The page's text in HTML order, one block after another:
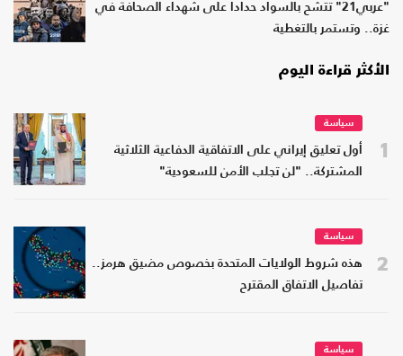
"عربي21" تتشح بالسواد حدادا على شهداء الصحافة في
غزة.. وتستمر بالتغطية
الأكثر قراءة اليوم
1
سياسة
أول تعليق إيراني على الاتفاقية الدفاعية الثلاثية
المشتركة.. "لن تجلب الأمن للسعودية"
2
سياسة
هذه شروط الولايات المتحدة بخصوص مضيق هرمز..
تفاصيل الاتفاق المقترح
سياسة